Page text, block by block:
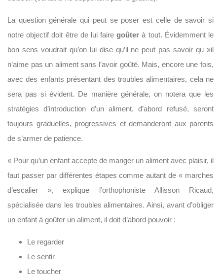
La question générale qui peut se poser est celle de savoir si
notre objectif doit être de lui fairegoûter à tout. Évidemment le
bon sens voudrait qu’on lui dise qu’il ne peut pas savoir qu »il
n’aime pas un aliment sans l’avoir goûté. Mais, encore une fois,
avec des enfants présentant des troubles alimentaires, cela ne
sera pas si évident. De manière générale, on notera que les
stratégies d’introduction d’un aliment, d’abord refusé, seront
toujours graduelles, progressives et demanderont aux parents
de s’armer de patience.
« Pour qu’un enfant accepte de manger un aliment avec plaisir, il
faut passer par différentes étapes comme autant de « marches
d’escalier », explique l’orthophoniste Allisson Ricaud,
spécialisée dans les troubles alimentaires. Ainsi, avant d’obliger
un enfant à goûter un aliment, il doit d’abord pouvoir :
Le regarder
Le sentir
Le toucher